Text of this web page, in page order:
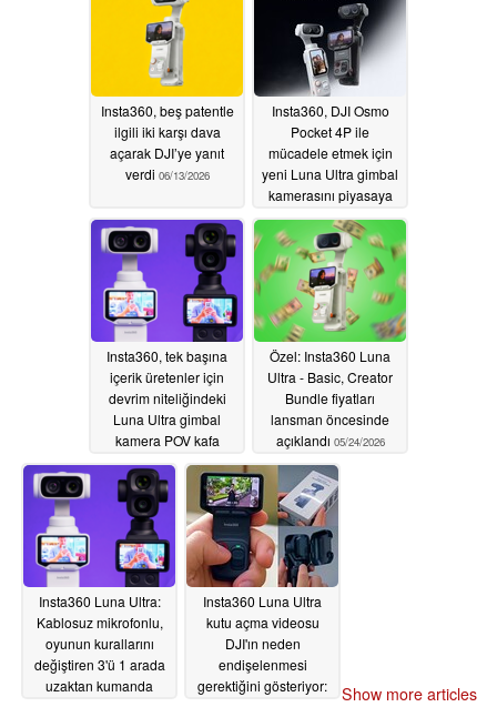
Insta360, beş patentle
ilgili iki karşı dava
açarak DJI’ye yanıt
verdi 06/13/2026
Insta360, DJI Osmo
Pocket 4P ile
mücadele etmek için
yeni Luna Ultra gimbal
kamerasını piyasaya
sürdü06/10/2026
Insta360, tek başına
içerik üretenler için
devrim niteliğindeki
Luna Ultra gimbal
kamera POV kafa
izleyicisini tanıttı
06/04/2026
Özel: Insta360 Luna
Ultra - Basic, Creator
Bundle fiyatları
lansman öncesinde
açıklandı 05/24/2026
Insta360 Luna Ultra:
Kablosuz mikrofonlu,
oyunun kurallarını
değiştiren 3'ü 1 arada
uzaktan kumanda
Insta360 Luna Ultra
kutu açma videosu
DJI'ın neden
endişelenmesi
gerektiğini gösteriyor:
Show more articles